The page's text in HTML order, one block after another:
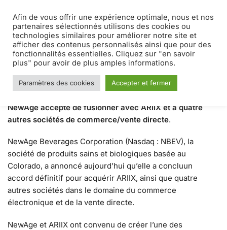
MENU 0
Accueil / Blog ARIIX – NEWAGE
ARIIX – NEWAGE
2 AOÛT 2021
NewAge accepte de fusionner avec ARIIX et à quatre
autres sociétés de commerce/vente directe.
NewAge Beverages Corporation (Nasdaq : NBEV), la
société de produits sains et biologiques basée au
Colorado, a annoncé aujourd’hui qu’elle a concluun
accord définitif pour acquérir ARIIX, ainsi que quatre
autres sociétés dans le domaine du commerce
électronique et de la vente directe.
NewAge et ARIIX ont convenu de créer l’une des
Afin de vous offrir une expérience optimale, nous et nos
partenaires sélectionnés utilisons des cookies ou
technologies similaires pour améliorer notre site et
afficher des contenus personnalisés ainsi que pour des
fonctionnalités essentielles. Cliquez sur "en savoir
plus" pour avoir de plus amples informations.
Paramètres des cookies Accepter et fermer